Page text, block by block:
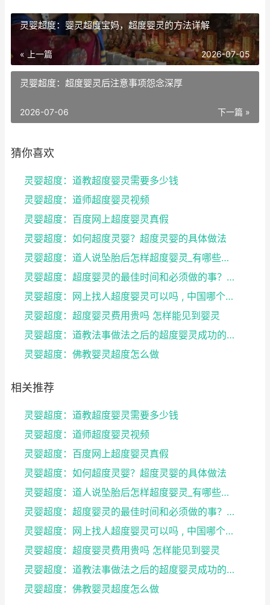
灵婴超度：婴灵超度宝妈，超度婴灵的方法详解
« 上一篇 2026-07-05
灵婴超度：超度婴灵后注意事项怨念深厚
下一篇 »
2026-07-06
猜你喜欢
灵婴超度：道教超度婴灵需要多少钱
灵婴超度：道师超度婴灵视频
灵婴超度：百度网上超度婴灵真假
灵婴超度：如何超度灵婴？超度灵婴的具体做法
灵婴超度：道人说坠胎后怎样超度婴灵_有哪些方法可
灵婴超度：超度婴灵的最佳时间和必须做的事？婴灵超度...
灵婴超度：网上找人超度婴灵可以吗 , 中国哪个寺庙...
灵婴超度：超度婴灵费用贵吗 怎样能见到婴灵
灵婴超度：道教法事做法之后的超度婴灵成功的征兆
灵婴超度：佛教婴灵超度怎么做
相关推荐
灵婴超度：道教超度婴灵需要多少钱
灵婴超度：道师超度婴灵视频
灵婴超度：百度网上超度婴灵真假
灵婴超度：如何超度灵婴？超度灵婴的具体做法
灵婴超度：道人说坠胎后怎样超度婴灵_有哪些方法可
灵婴超度：超度婴灵的最佳时间和必须做的事？婴灵超度...
灵婴超度：网上找人超度婴灵可以吗 , 中国哪个寺庙...
灵婴超度：超度婴灵费用贵吗 怎样能见到婴灵
灵婴超度：道教法事做法之后的超度婴灵成功的征兆
灵婴超度：佛教婴灵超度怎么做